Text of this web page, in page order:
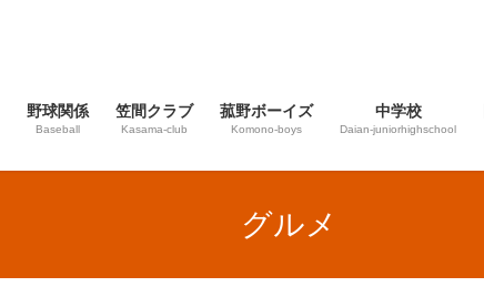
野球関係
Baseball
笠間クラブ
Kasama-club
菰野ボーイズ
Komono-boys
中学校
Daian‐juniorhighschool
グルメ